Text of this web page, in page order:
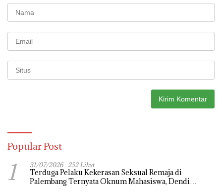
Popular Post
1 31/07/2026 252 Lihat
Terduga Pelaku Kekerasan Seksual Remaja di
Palembang Ternyata Oknum Mahasiswa, Dendi